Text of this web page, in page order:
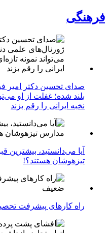
فرهنگی
صدای تحسین دکتر امیر
بلند شده؛ غفلت از او
نخبه ایرانی را رقم بزند
آیا می‌دانستید،
تیزهوشان هستند؟!
راه کارهای پیشرفت